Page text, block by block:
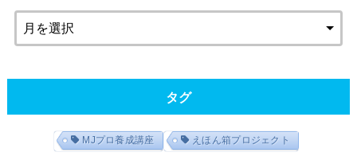
タグ
MJプロ養成講座 えほん箱プロジェクト